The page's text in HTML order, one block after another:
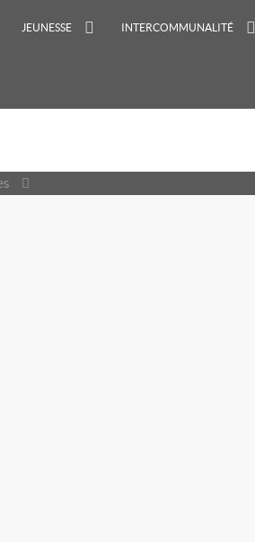
JEUNESSE INTERCOMMUNALITÉ